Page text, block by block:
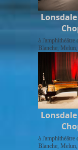
à l'amphithéâtre
Blanche,
à l'amphithéâtre
Blanche,